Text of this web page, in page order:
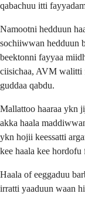
qabachuu itti
Namootni hedduun
sochiiwwan hedduun
beektonni fayyaa
ciisichaa, AVM walitti
guddaa qabdu.
Mallattoo haaraa ykn
akka haala
ykn hojii keessatti
kee haala kee
Haala of eeggaduu
irratti yaaduun waan